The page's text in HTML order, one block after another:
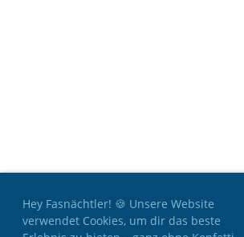
Hey Fasnächtler! 🍪 Unsere Website
verwendet Cookies, um dir das beste